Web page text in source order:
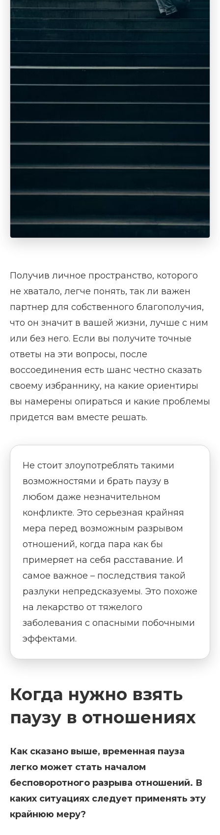
Получив личное пространство, которого
не хватало, легче понять, так ли важен
партнер для собственного благополучия,
что он значит в вашей жизни, лучше с ним
или без него. Если вы получите точные
ответы на эти вопросы, после
воссоединения есть шанс честно сказать
своему избраннику, на какие ориентиры
вы намерены опираться и какие проблемы
придется вам вместе решать.
Не стоит злоупотреблять такими
возможностями и брать паузу в
любом даже незначительном
конфликте. Это серьезная крайняя
мера перед возможным разрывом
отношений, когда пара как бы
примеряет на себя расставание. И
самое важное – последствия такой
разлуки непредсказуемы. Это похоже
на лекарство от тяжелого
заболевания с опасными побочными
эффектами.
Когда нужно взять
паузу в отношениях
Как сказано выше, временная пауза
легко может стать началом
бесповоротного разрыва отношений. В
каких ситуациях следует применять эту
крайнюю меру?